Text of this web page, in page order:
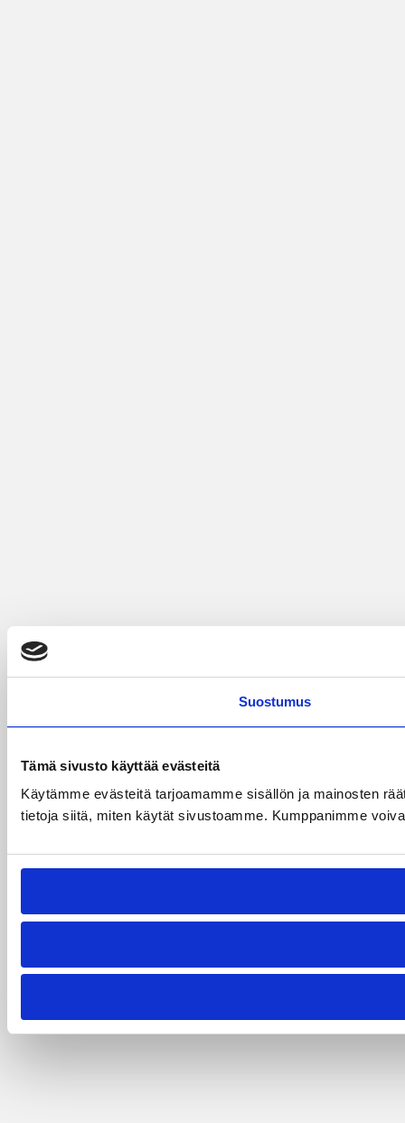
Suostumus
Tämä sivusto käyttää evästeitä
Käytämme evästeitä tarjoamamme sisällön ja mainosten
tietoja siitä, miten käytät sivustoamme. Kumppanimme